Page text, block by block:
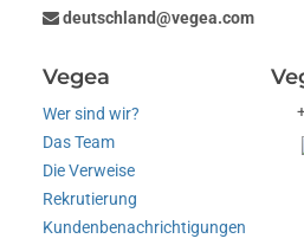
deutschland@vegea.com
Vegea
Wer sind wir?
Das Team
Die Verweise
Rekrutierung
Kundenbenachrichtigungen